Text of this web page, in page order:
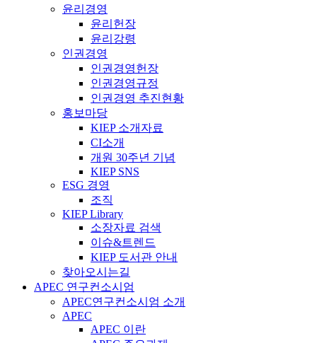
윤리경영
윤리헌장
윤리강령
인권경영
인권경영헌장
인권경영규정
인권경영 추진현황
홍보마당
KIEP 소개자료
CI소개
개원 30주년 기념
KIEP SNS
ESG 경영
조직
KIEP Library
소장자료 검색
이슈&트렌드
KIEP 도서관 안내
찾아오시는길
APEC 연구컨소시엄
APEC연구컨소시엄 소개
APEC
APEC 이란